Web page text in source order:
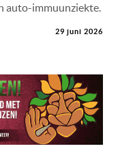
auto-immuunziekte.
29 juni 2026